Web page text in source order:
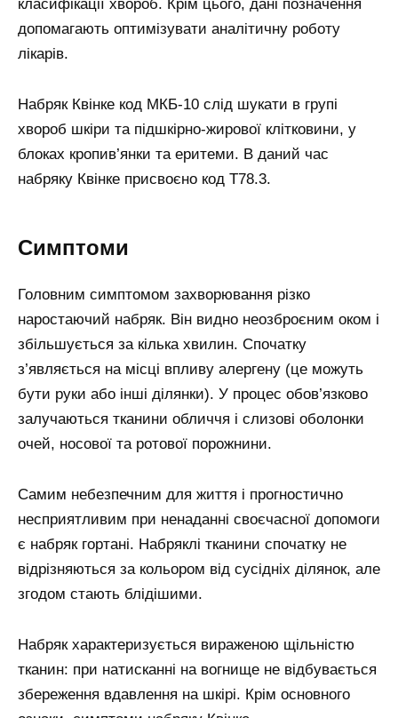
класифікації хвороб. Крім цього, дані позначення
допомагають оптимізувати аналітичну роботу
лікарів.
Набряк Квінке код МКБ-10 слід шукати в групі
хвороб шкіри та підшкірно-жирової клітковини, у
блоках кропив’янки та еритеми. В даний час
набряку Квінке присвоєно код Т78.3.
Симптоми
Головним симптомом захворювання різко
наростаючий набряк. Він видно неозброєним оком і
збільшується за кілька хвилин. Спочатку
з’являється на місці впливу алергену (це можуть
бути руки або інші ділянки). У процес обов’язково
залучаються тканини обличчя і слизові оболонки
очей, носової та ротової порожнини.
Самим небезпечним для життя і прогностично
несприятливим при ненаданні своєчасної допомоги
є набряк гортані. Набряклі тканини спочатку не
відрізняються за кольором від сусідніх ділянок, але
згодом стають блідішими.
Набряк характеризується вираженою щільністю
тканин: при натисканні на вогнище не відбувається
збереження вдавлення на шкірі. Крім основного